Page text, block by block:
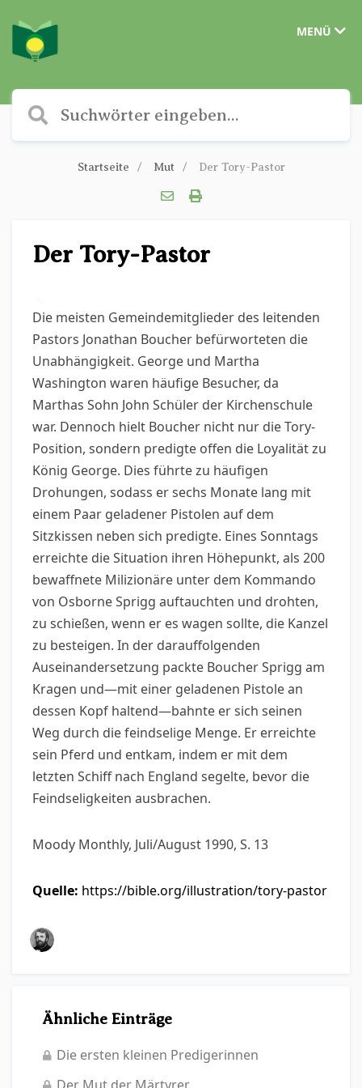
MENÜ
Startseite Mut Der Tory-Pastor
Der Tory-Pastor
Die meisten Gemeindemitglieder des leitenden
Pastors Jonathan Boucher befürworteten die
Unabhängigkeit. George und Martha
Washington waren häufige Besucher, da
Marthas Sohn John Schüler der Kirchenschule
war. Dennoch hielt Boucher nicht nur die Tory-
Position, sondern predigte offen die Loyalität zu
König George. Dies führte zu häufigen
Drohungen, sodass er sechs Monate lang mit
einem Paar geladener Pistolen auf dem
Sitzkissen neben sich predigte. Eines Sonntags
erreichte die Situation ihren Höhepunkt, als 200
bewaffnete Milizionäre unter dem Kommando
von Osborne Sprigg auftauchten und drohten,
zu schießen, wenn er es wagen sollte, die Kanzel
zu besteigen. In der darauffolgenden
Auseinandersetzung packte Boucher Sprigg am
Kragen und—mit einer geladenen Pistole an
dessen Kopf haltend—bahnte er sich seinen
Weg durch die feindselige Menge. Er erreichte
sein Pferd und entkam, indem er mit dem
letzten Schiff nach England segelte, bevor die
Feindseligkeiten ausbrachen.
Moody Monthly, Juli/August 1990, S. 13
Quelle: https://bible.org/illustration/tory-pastor
Ähnliche Einträge
Die ersten kleinen Predigerinnen